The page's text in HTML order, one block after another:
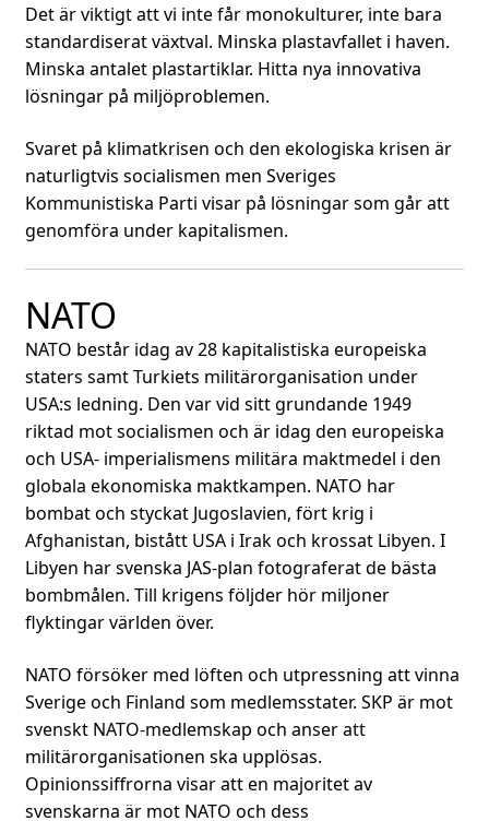
Det är viktigt att vi inte får monokulturer, inte bara
standardiserat växtval. Minska plastavfallet i haven.
Minska antalet plastartiklar. Hitta nya innovativa
lösningar på miljöproblemen.
Svaret på klimatkrisen och den ekologiska krisen är
naturligtvis socialismen men Sveriges
Kommunistiska Parti visar på lösningar som går att
genomföra under kapitalismen.
NATO
NATO består idag av 28 kapitalistiska europeiska
staters samt Turkiets militärorganisation under
USA:s ledning. Den var vid sitt grundande 1949
riktad mot socialismen och är idag den europeiska
och USA- imperialismens militära maktmedel i den
globala ekonomiska maktkampen. NATO har
bombat och styckat Jugoslavien, fört krig i
Afghanistan, bistått USA i Irak och krossat Libyen. I
Libyen har svenska JAS-plan fotograferat de bästa
bombmålen. Till krigens följder hör miljoner
flyktingar världen över.
NATO försöker med löften och utpressning att vinna
Sverige och Finland som medlemsstater. SKP är mot
svenskt NATO-medlemskap och anser att
militärorganisationen ska upplösas.
Opinionssiffrorna visar att en majoritet av
svenskarna är mot NATO och dess